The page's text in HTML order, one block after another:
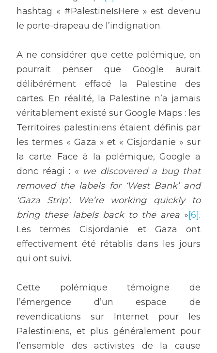
hashtag « #PalestineIsHere » est devenu
le porte-drapeau de l’indignation.
A ne considérer que cette polémique, on
pourrait penser que Google aurait
délibérément effacé la Palestine des
cartes. En réalité, la Palestine n’a jamais
véritablement existé sur Google Maps : les
Territoires palestiniens étaient définis par
les termes « Gaza » et « Cisjordanie » sur
la carte. Face à la polémique, Google a
donc réagi : « we discovered a bug that
removed the labels for ‘West Bank’ and
‘Gaza Strip’. We’re working quickly to
bring these labels back to the area »[6].
Les termes Cisjordanie et Gaza ont
effectivement été rétablis dans les jours
qui ont suivi.
Cette polémique témoigne de
l’émergence d’un espace de
revendications sur Internet pour les
Palestiniens, et plus généralement pour
l’ensemble des activistes de la cause